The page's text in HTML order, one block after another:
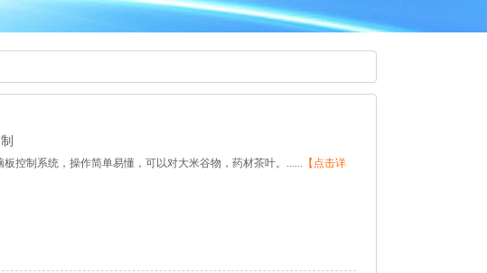
控制系统，操作简单易懂，可以对大米谷物，药材茶叶。...... 【点击详